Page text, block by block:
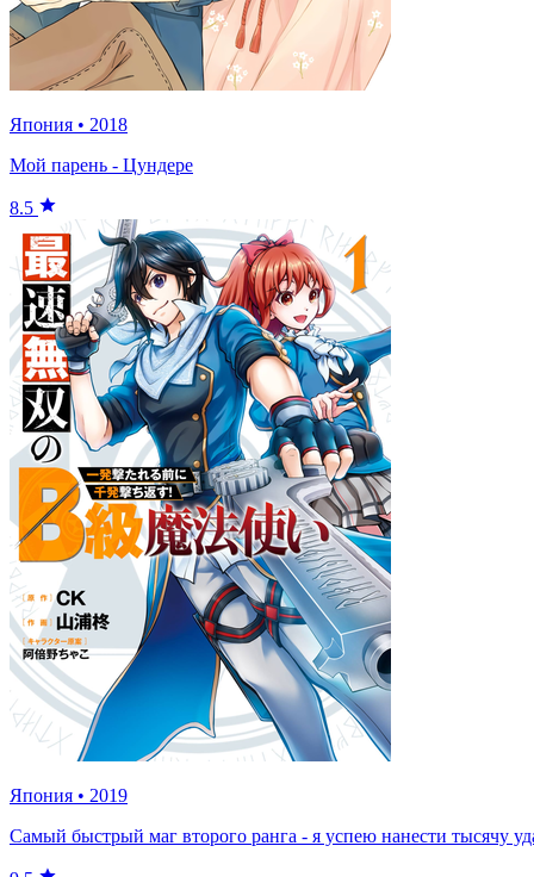
Япония • 2018
Мой парень - Цундере
8.5
Япония • 2019
Самый быстрый маг второго ранга - я успею нанести тысячу